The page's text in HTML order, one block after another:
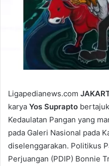
Ligapedianews.com
karya Yos Suprapto
Kedaulatan Pangan yang
pada Galeri Nasional pada
diselenggarakan. Politikus
Perjuangan (PDIP) Bonnie